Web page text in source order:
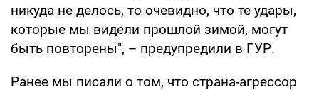
никуда не делось, то очевидно, что те удары,
которые мы видели прошлой зимой, могут
быть повторены", – предупредили в ГУР.
Ранее мы писали о том, что страна-агрессор